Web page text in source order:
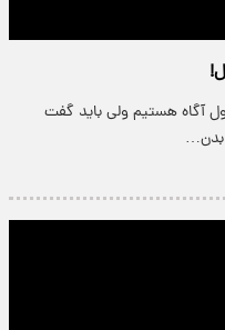
آگاه هستیم ولی باید گفت
بدن…